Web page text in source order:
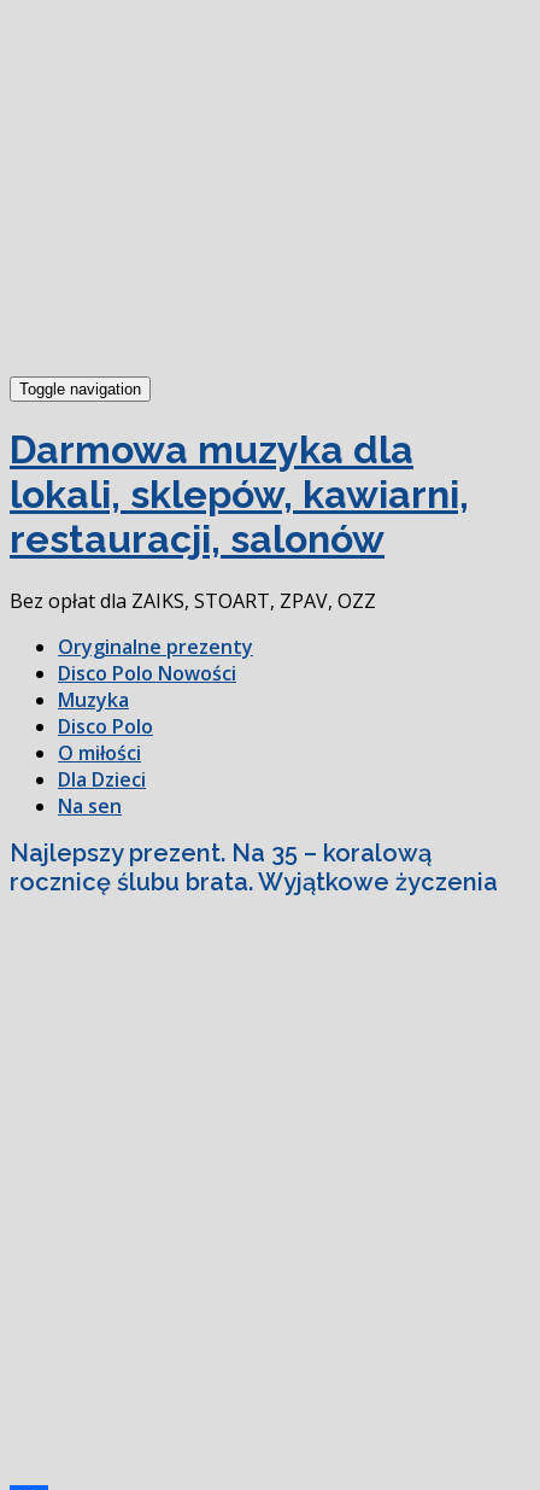
Toggle navigation
Darmowa muzyka dla
lokali, sklepów, kawiarni,
restauracji, salonów
Bez opłat dla ZAIKS, STOART, ZPAV, OZZ
Oryginalne prezenty
Disco Polo Nowości
Muzyka
Disco Polo
O miłości
Dla Dzieci
Na sen
Najlepszy prezent. Na 35 – koralową
rocznicę ślubu brata. Wyjątkowe życzenia